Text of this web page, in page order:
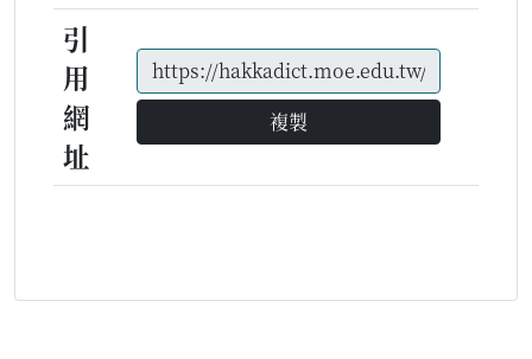
引
用
網
址
複製